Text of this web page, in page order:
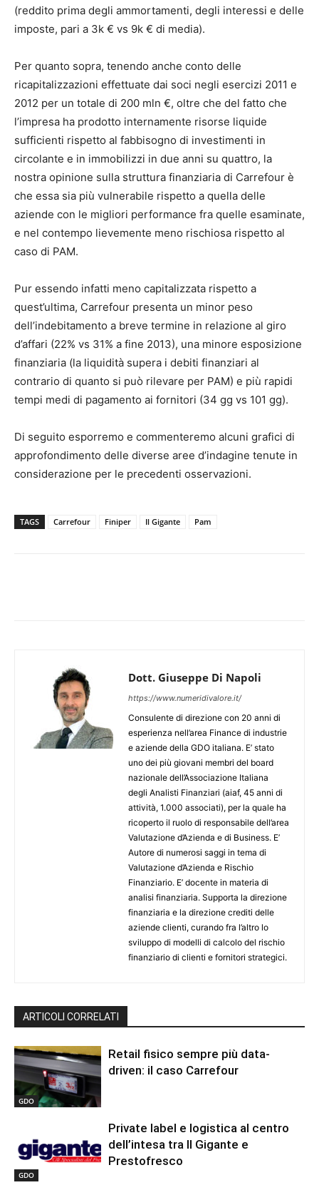
(reddito prima degli ammortamenti, degli interessi e delle
imposte, pari a 3k € vs 9k € di media).
Per quanto sopra, tenendo anche conto delle
ricapitalizzazioni effettuate dai soci negli esercizi 2011 e
2012 per un totale di 200 mln €, oltre che del fatto che
l’impresa ha prodotto internamente risorse liquide
sufficienti rispetto al fabbisogno di investimenti in
circolante e in immobilizzi in due anni su quattro, la
nostra opinione sulla struttura finanziaria di Carrefour è
che essa sia più vulnerabile rispetto a quella delle
aziende con le migliori performance fra quelle esaminate,
e nel contempo lievemente meno rischiosa rispetto al
caso di PAM.
Pur essendo infatti meno capitalizzata rispetto a
quest’ultima, Carrefour presenta un minor peso
dell’indebitamento a breve termine in relazione al giro
d’affari (22% vs 31% a fine 2013), una minore esposizione
finanziaria (la liquidità supera i debiti finanziari al
contrario di quanto si può rilevare per PAM) e più rapidi
tempi medi di pagamento ai fornitori (34 gg vs 101 gg).
Di seguito esporremo e commenteremo alcuni grafici di
approfondimento delle diverse aree d’indagine tenute in
considerazione per le precedenti osservazioni.
TAGS Carrefour Finiper Il Gigante Pam
Dott. Giuseppe Di Napoli
https://www.numeridivalore.it/
Consulente di direzione con 20 anni di
esperienza nell’area Finance di industrie
e aziende della GDO italiana. E’ stato
uno dei più giovani membri del board
nazionale dell’Associazione Italiana
degli Analisti Finanziari (aiaf, 45 anni di
attività, 1.000 associati), per la quale ha
ricoperto il ruolo di responsabile dell’area
Valutazione d’Azienda e di Business. E’
Autore di numerosi saggi in tema di
Valutazione d’Azienda e Rischio
Finanziario. E’ docente in materia di
analisi finanziaria. Supporta la direzione
finanziaria e la direzione crediti delle
aziende clienti, curando fra l’altro lo
sviluppo di modelli di calcolo del rischio
finanziario di clienti e fornitori strategici.
ARTICOLI CORRELATI
GDO
Retail fisico sempre più data-
driven: il caso Carrefour
GDO
Private label e logistica al centro
dell’intesa tra Il Gigante e
Prestofresco